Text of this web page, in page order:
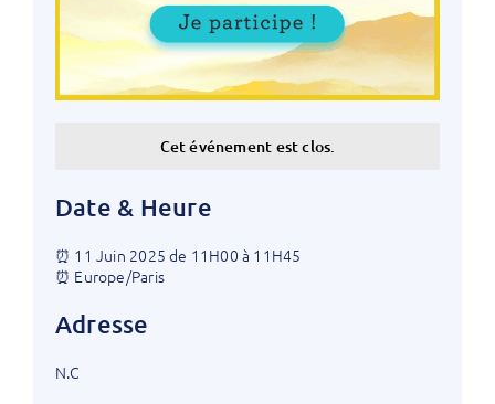
Cet événement est clos.
Date & Heure
⏰ 11 Juin 2025 de 11H00 à 11H45
⏰ Europe/Paris
Adresse
N.C